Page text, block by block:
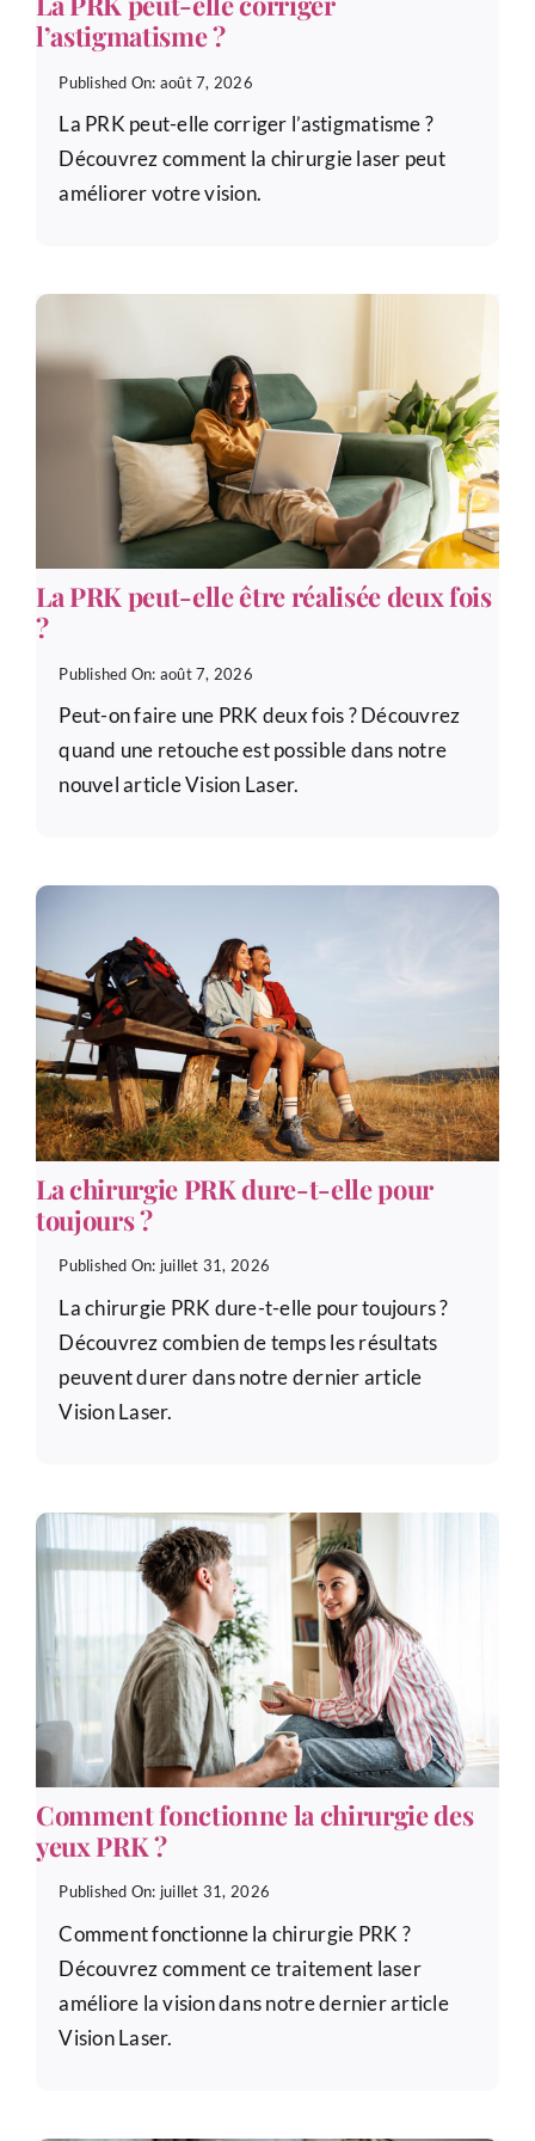
l’astigmatisme ?
Published On: août 7, 2026
La PRK peut-elle corriger l’astigmatisme ?
Découvrez comment la chirurgie laser peut
améliorer votre vision.
La PRK peut-elle être réalisée deux fois
?
Published On: août 7, 2026
Peut-on faire une PRK deux fois ? Découvrez
quand une retouche est possible dans notre
nouvel article Vision Laser.
La chirurgie PRK dure-t-elle pour
toujours ?
Published On: juillet 31, 2026
La chirurgie PRK dure-t-elle pour toujours ?
Découvrez combien de temps les résultats
peuvent durer dans notre dernier article
Vision Laser.
Comment fonctionne la chirurgie des
yeux PRK ?
Published On: juillet 31, 2026
Comment fonctionne la chirurgie PRK ?
Découvrez comment ce traitement laser
améliore la vision dans notre dernier article
Vision Laser.